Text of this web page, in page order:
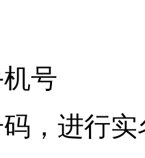
号
，进行